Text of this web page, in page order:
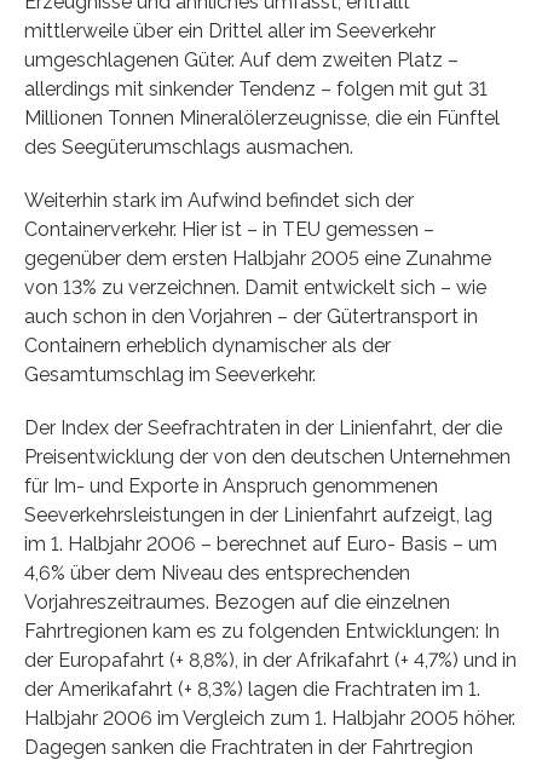
mittlerweile über ein Drittel aller im Seeverkehr
umgeschlagenen Güter. Auf dem zweiten Platz –
allerdings mit sinkender Tendenz – folgen mit gut 31
Millionen Tonnen Mineralölerzeugnisse, die ein Fünftel
des Seegüterumschlags ausmachen.
Weiterhin stark im Aufwind befindet sich der
Containerverkehr. Hier ist – in TEU gemessen –
gegenüber dem ersten Halbjahr 2005 eine Zunahme
von 13% zu verzeichnen. Damit entwickelt sich – wie
auch schon in den Vorjahren – der Gütertransport in
Containern erheblich dynamischer als der
Gesamtumschlag im Seeverkehr.
Der Index der Seefrachtraten in der Linienfahrt, der die
Preisentwicklung der von den deutschen Unternehmen
für Im- und Exporte in Anspruch genommenen
Seeverkehrsleistungen in der Linienfahrt aufzeigt, lag
im 1. Halbjahr 2006 – berechnet auf Euro- Basis – um
4,6% über dem Niveau des entsprechenden
Vorjahreszeitraumes. Bezogen auf die einzelnen
Fahrtregionen kam es zu folgenden Entwicklungen: In
der Europafahrt (+ 8,8%), in der Afrikafahrt (+ 4,7%) und in
der Amerikafahrt (+ 8,3%) lagen die Frachtraten im 1.
Halbjahr 2006 im Vergleich zum 1. Halbjahr 2005 höher.
Dagegen sanken die Frachtraten in der Fahrtregion